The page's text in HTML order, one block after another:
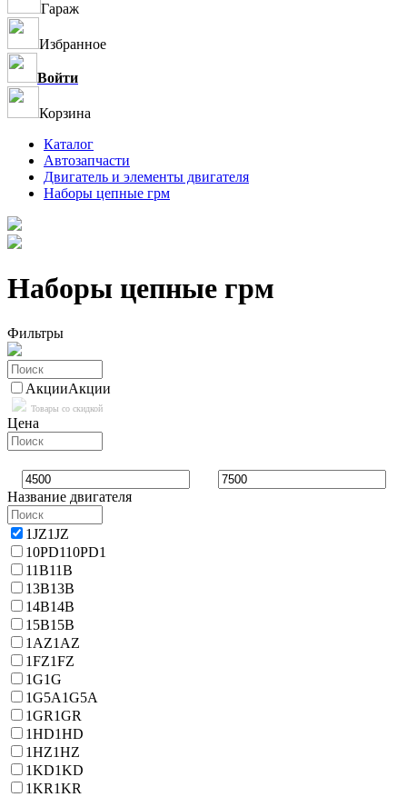
Гараж
Избранное
Войти
Корзина
Каталог
Автозапчасти
Двигатель и элементы двигателя
Наборы цепные грм
Наборы цепные грм
Фильтры
АкцииАкции
Товары со скидкой
Цена
Название двигателя
1JZ1JZ
10PD110PD1
11B11B
13B13B
14B14B
15B15B
1AZ1AZ
1FZ1FZ
1G1G
1G5A1G5A
1GR1GR
1HD1HD
1HZ1HZ
1KD1KD
1KR1KR